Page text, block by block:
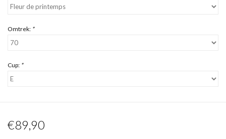
Omtrek: *
Cup: *
€89,90